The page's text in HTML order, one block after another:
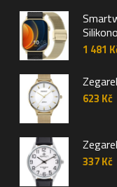
1 481
623 Kč
337Kč